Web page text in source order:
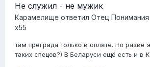
Не служил - не мужик
Карамелище ответил Отец Понимания
x55
там преграда только в оплате. Но разве
таких спецов?) В Беларуси ещё есть и в